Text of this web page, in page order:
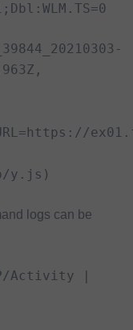
y.js)
logs can be
Activity |